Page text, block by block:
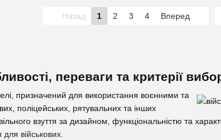
переваги та критерії
призначений для використання воєнними та
поліцейських, рятувальних та інших
взуття за дизайном, функціональністю та
для військових.
Назад 1 2 3 4 Вперед